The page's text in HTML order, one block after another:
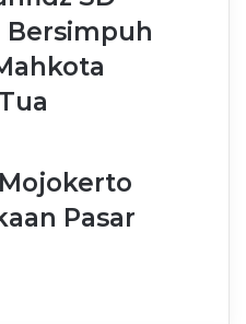
Bersimpuh
Pasar